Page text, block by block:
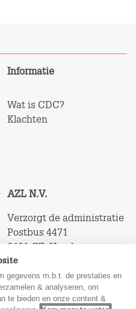
gegevens m.b.t. de prestaties en
& analyseren, om
te bieden en onze content &
Informatie
Wat is CDC?
Klachten
AZL N.V.
Verzorgt de administratie
Postbus 4471
6401 CZ Heerlen